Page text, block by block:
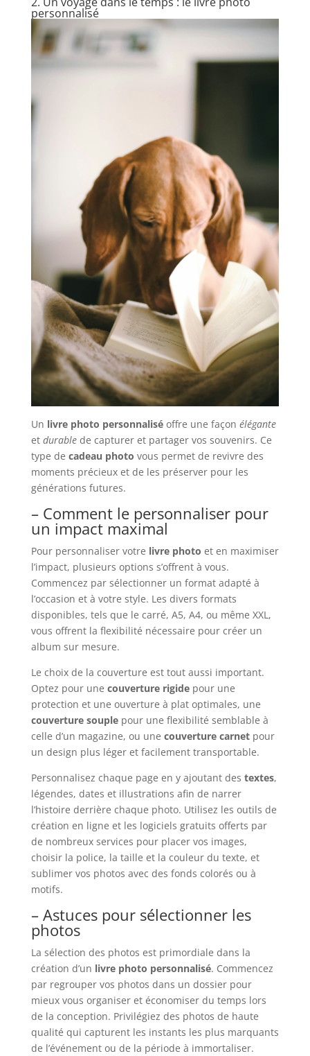
personnalisé
Un livre photo personnaliséoffre une façon élégante
et durablede capturer et partager vos souvenirs. Ce
type de cadeau photo vous permet de revivre des
moments précieux et de les préserver pour les
générations futures.
– Comment le personnaliser pour
un impact maximal
Pour personnaliser votre livre photo et en maximiser
l’impact, plusieurs options s’offrent à vous.
Commencez par sélectionner un format adapté à
l’occasion et à votre style. Les divers formats
disponibles, tels que le carré, A5, A4, ou même XXL,
vous offrent la flexibilité nécessaire pour créer un
album sur mesure.
Le choix de la couverture est tout aussi important.
Optez pour une couverture rigidepour une
protection et une ouverture à plat optimales, une
couverture souplepour une flexibilité semblable à
celle d’un magazine, ou une couverture carnetpour
un design plus léger et facilement transportable.
Personnalisez chaque page en y ajoutant des textes,
légendes, dates et illustrations afin de narrer
l’histoire derrière chaque photo. Utilisez les outils de
création en ligne et les logiciels gratuits offerts par
de nombreux services pour placer vos images,
choisir la police, la taille et la couleur du texte, et
sublimer vos photos avec des fonds colorés ou à
motifs.
– Astuces pour sélectionner les
photos
La sélection des photos est primordiale dans la
création d’un livre photo personnalisé. Commencez
par regrouper vos photos dans un dossier pour
mieux vous organiser et économiser du temps lors
de la conception. Privilégiez des photos de haute
qualité qui capturent les instants les plus marquants
de l’événement ou de la période à immortaliser.